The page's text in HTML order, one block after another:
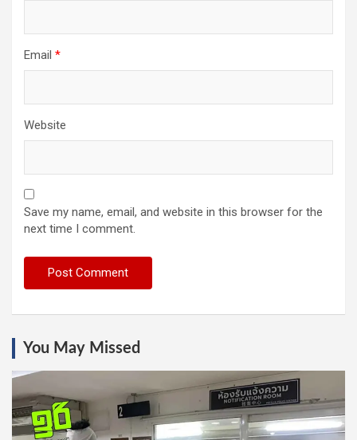
Email *
Website
Save my name, email, and website in this browser for the
next time I comment.
You May Missed